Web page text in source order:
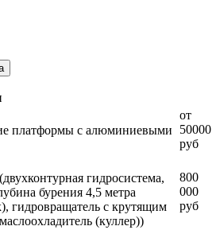
платформы с алюминиевыми
от
50000
руб
гидросистема,
бурения 4,5 метра
гидровращатель с крутящим
(куллер))
800
000
руб